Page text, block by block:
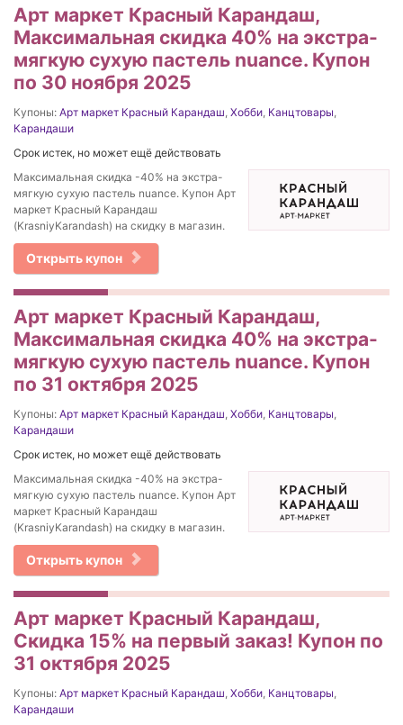
Арт маркет Красный Карандаш,
Максимальная скидка 40% на экстра-
мягкую сухую пастель nuance. Купон
по 30 ноября 2025
Купоны: Арт маркет Красный Карандаш, Хобби, Канцтовары,
Карандаши
Срок истек, но может ещё действовать
Максимальная скидка -40% на экстра-
мягкую сухую пастель nuance. Купон Арт
маркет Красный Карандаш
(KrasniyKarandash) на скидку в магазин.
Открыть купон
Арт маркет Красный Карандаш,
Максимальная скидка 40% на экстра-
мягкую сухую пастель nuance. Купон
по 31 октября 2025
Купоны: Арт маркет Красный Карандаш, Хобби, Канцтовары,
Карандаши
Срок истек, но может ещё действовать
Максимальная скидка -40% на экстра-
мягкую сухую пастель nuance. Купон Арт
маркет Красный Карандаш
(KrasniyKarandash) на скидку в магазин.
Открыть купон
Арт маркет Красный Карандаш,
Скидка 15% на первый заказ! Купон по
31 октября 2025
Купоны: Арт маркет Красный Карандаш, Хобби, Канцтовары,
Карандаши